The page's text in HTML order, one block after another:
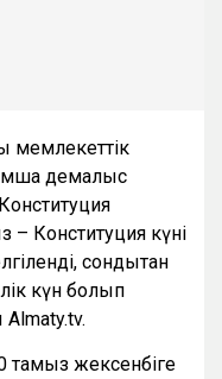
мемлекеттік
демалыс
– Конституция күні
сондықтан
күн болып
тамыз жексенбіге